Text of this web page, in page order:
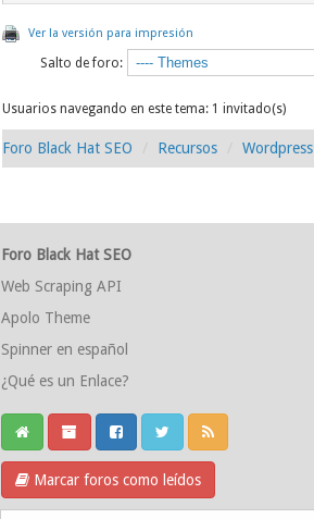
Ver la versión para impresión
Salto de foro:
Usuarios navegando en este tema: 1 invitado(s)
Foro Black Hat SEO Recursos Wordpress
Foro Black Hat SEO
Web Scraping API
Apolo Theme
Spinner en español
¿Qué es un Enlace?
Marcar foros como leídos